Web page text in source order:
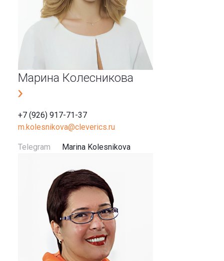
Марина Колесникова
+7 (926) 917-71-37
m.kolesnikova@cleverics.ru
Telegram Marina Kolesnikova